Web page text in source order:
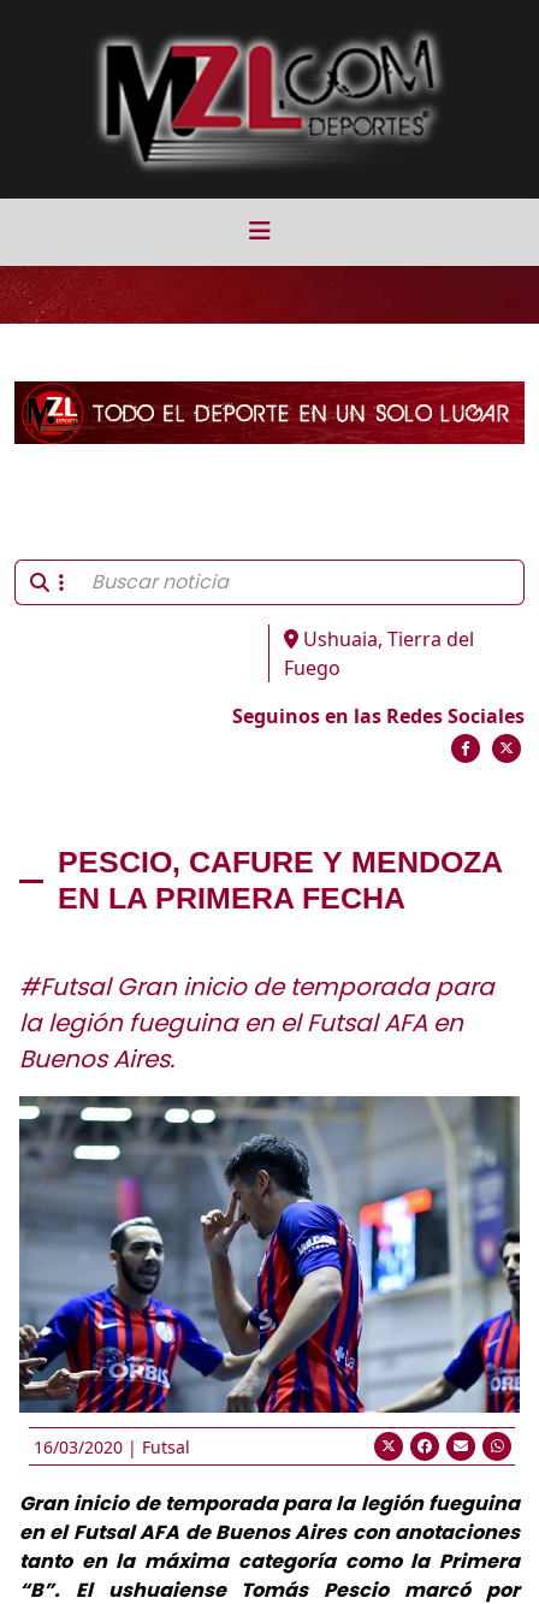
Ushuaia, Tierra del
Fuego
Seguinos en las Redes Sociales
PESCIO, CAFURE Y MENDOZA
EN LA PRIMERA FECHA
#Futsal Gran inicio de temporada para
la legión fueguina en el Futsal AFA en
Buenos Aires.
16/03/2020 | Futsal
Gran inicio de temporada para la legión fueguina
en el Futsal AFA de Buenos Aires con anotaciones
tanto en la máxima categoría como la Primera
“B”. El ushuaiense Tomás Pescio marcó por